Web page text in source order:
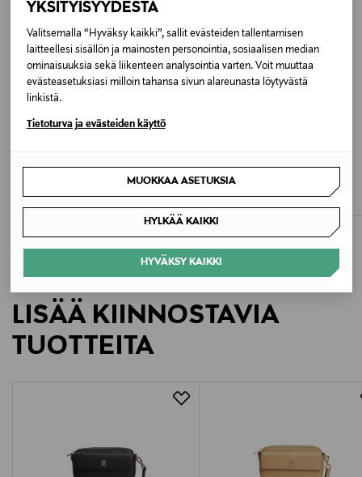
YKSITYISYYDESTÄ
Valitsemalla “Hyväksy kaikki”, sallit evästeiden tallentamisen
laitteellesi sisällön ja mainosten personointia, sosiaalisen median
ominaisuuksia sekä liikenteen analysointia varten. Voit muuttaa
evästeasetuksiasi milloin tahansa sivun alareunasta löytyvästä
linkistä.
Tietoturva ja evästeiden käyttö
MUOKKAA ASETUKSIA
HYLKÄÄ KAIKKI
HYVÄKSY KAIKKI
Väri
RBL CLASSIC KHAKI
Koko
ONE
Valmistaja
Tommy Hilfiger Europe B.V.
Danzigerkade 165, 1013 AP Amsterdam, Netherlands
service.eu@tommy.com
TOMMY HILFIGER
TOMMY HILFIGER
Icon Camera -laukku
LISÄÄ KIINNOSTAVIA
TUOTTEITA